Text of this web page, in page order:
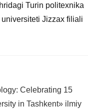
Turin politexnika
Jizzax filiali
Celebrating 15
in Tashkent» ilmiy